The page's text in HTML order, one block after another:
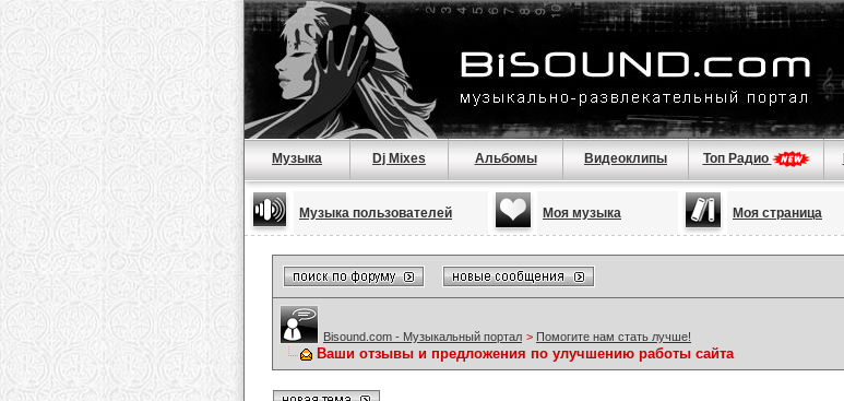
Музыка Dj Mixes Альбомы Видеоклипы Топ Радио
Музыка пользователей Моя музыка Моя страница
Bisound.com - Музыкальный портал > Помогите нам стать лучше!
Ваши отзывы и предложения по улучшению работы сайта